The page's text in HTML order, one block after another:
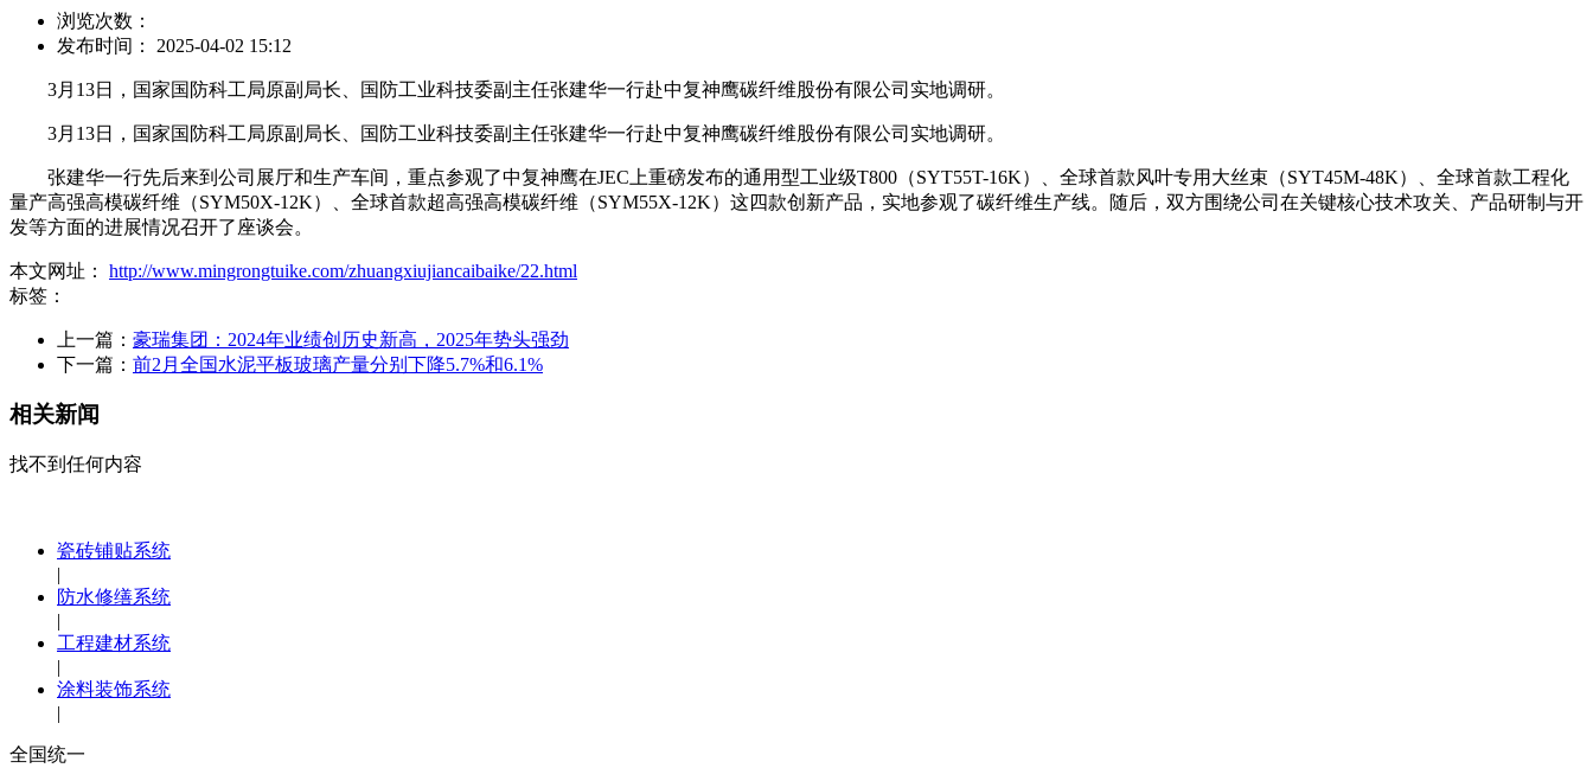
浏览次数：
发布时间： 2025-04-02 15:12
3月13日，国家国防科工局原副局长、国防工业科技委副主任张建华一行赴中复神鹰碳纤维股份有限公司实地调研。
3月13日，国家国防科工局原副局长、国防工业科技委副主任张建华一行赴中复神鹰碳纤维股份有限公司实地调研。
张建华一行先后来到公司展厅和生产车间，重点参观了中复神鹰在JEC上重磅发布的通用型工业级T800（SYT55T-16K）、全球首款风叶专用大丝束（SYT45M-48K）、全球首款工程化
量产高强高模碳纤维（SYM50X-12K）、全球首款超高强高模碳纤维（SYM55X-12K）这四款创新产品，实地参观了碳纤维生产线。随后，双方围绕公司在关键核心技术攻关、产品研制与开
发等方面的进展情况召开了座谈会。
本文网址： http://www.mingrongtuike.com/zhuangxiujiancaibaike/22.html
标签：
上一篇： 豪瑞集团：2024年业绩创历史新高，2025年势头强劲
下一篇： 前2月全国水泥平板玻璃产量分别下降5.7%和6.1%
相关新闻
找不到任何内容
瓷砖铺贴系统
|
防水修缮系统
|
工程建材系统
|
涂料装饰系统
|
全国统一